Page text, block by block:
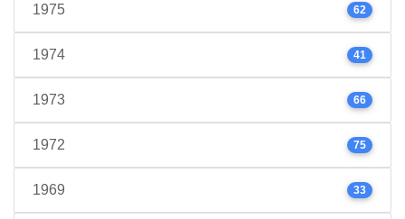
1975 62
1974 41
1973 66
1972 75
1969 33